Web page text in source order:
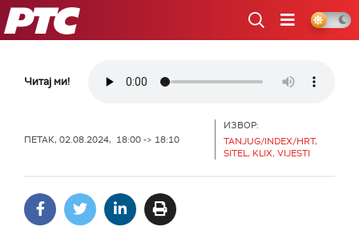
РТС
Читај ми!
ПЕТАК, 02.08.2024, 18:00 -> 18:10
ИЗВОР:
TANJUG/INDEX/HRT,
SITEL, KLIX, VIJESTI